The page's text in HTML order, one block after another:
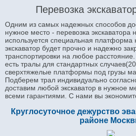
Перевозка
Одним из самых надежных способов
нужное место - перевозка
используется специальная платформа
экскаватор будет прочно и надежно
транспортировки на любое
есть тралы для стандартных
сверхтяжелые платформы под грузы
Подберем трал индивидуально
доставим любой экскаватор в нужное
всеми гарантиями. С нами вы
Круглосуточное дежурство
районе